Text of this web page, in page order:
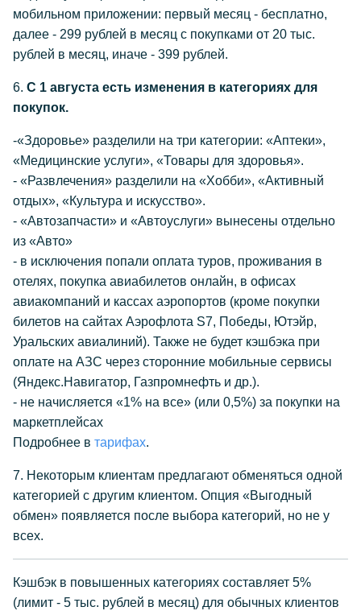
мобильном приложении: первый месяц - бесплатно,
далее - 299 рублей в месяц с покупками от 20 тыс.
рублей в месяц, иначе - 399 рублей.
6. C 1 августа есть изменения в категориях для
покупок.
-«Здоровье» разделили на три категории: «Аптеки»,
«Медицинские услуги», «Товары для здоровья».
- «Развлечения» разделили на «Хобби», «Активный
отдых», «Культура и искусство».
- «Автозапчасти» и «Автоуслуги» вынесены отдельно
из «Авто»
- в исключения попали оплата туров, проживания в
отелях, покупка авиабилетов онлайн, в офисах
авиакомпаний и кассах аэропортов (кроме покупки
билетов на сайтах Аэрофлота S7, Победы, Ютэйр,
Уральских авиалиний). Также не будет кэшбэка при
оплате на АЗС через сторонние мобильные сервисы
(Яндекс.Навигатор, Газпромнефть и др.).
- не начисляется «1% на все» (или 0,5%) за покупки на
маркетплейсах
Подробнее в тарифах.
7. Некоторым клиентам предлагают обменяться одной
категорией с другим клиентом. Опция «Выгодный
обмен» появляется после выбора категорий, но не у
всех.
Кэшбэк в повышенных категориях составляет 5%
(лимит - 5 тыс. рублей в месяц) для обычных клиентов